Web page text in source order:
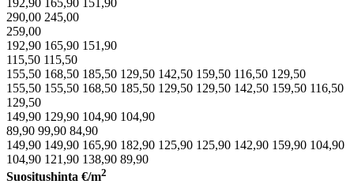
290,00 245,00
259,00
192,90 165,90 151,90
115,50 115,50
155,50 168,50 185,50 129,50 142,50 159,50 116,50 129,50
155,50 155,50 168,50 185,50 129,50 129,50 142,50 159,50 116,50
129,50
149,90 129,90 104,90 104,90
89,90 99,90 84,90
149,90 149,90 165,90 182,90 125,90 125,90 142,90 159,90 104,90
104,90 121,90 138,90 89,90
Suositushinta €/m2